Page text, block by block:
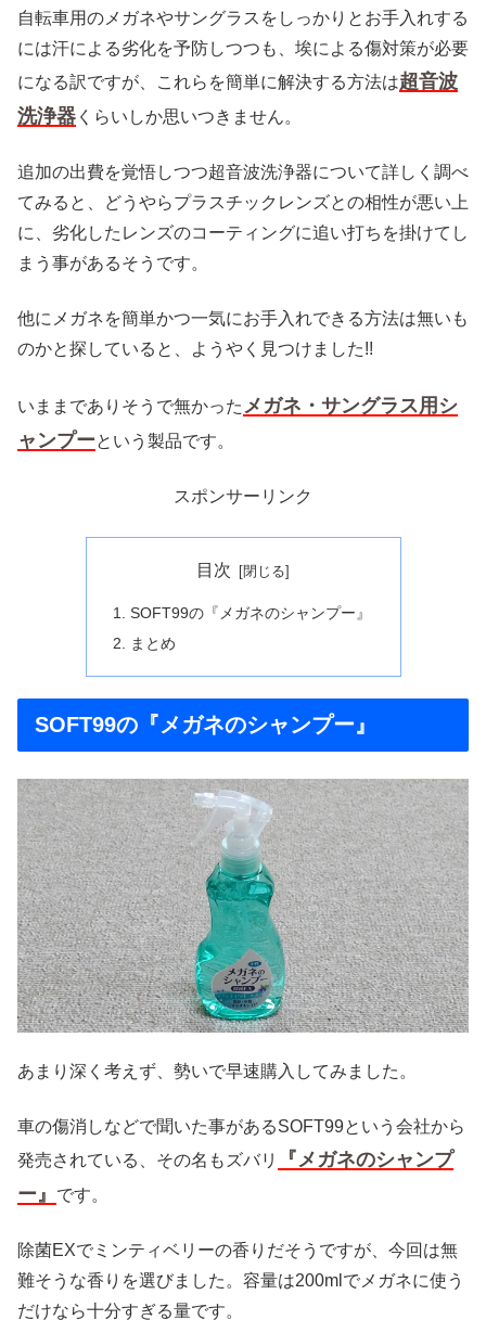
自転車用のメガネやサングラスをしっかりとお手入れする
には汗による劣化を予防しつつも、埃による傷対策が必要
になる訳ですが、これらを簡単に解決する方法は超音波
洗浄器 くらいしか思いつきません。
追加の出費を覚悟しつつ超音波洗浄器について詳しく調べ
てみると、どうやらプラスチックレンズとの相性が悪い上
に、劣化したレンズのコーティングに追い打ちを掛けてし
まう事があるそうです。
他にメガネを簡単かつ一気にお手入れできる方法は無いも
のかと探していると、ようやく見つけました!!
いままでありそうで無かった メガネ・サングラス用シ
ャンプーという製品です。
スポンサーリンク
目次
SOFT99の『メガネのシャンプー』
まとめ
SOFT99の『メガネのシャンプー』
あまり深く考えず、勢いで早速購入してみました。
車の傷消しなどで聞いた事があるSOFT99という会社から
発売されている、その名もズバリ
『メガネのシャンプ
ー』
です。
除菌EXでミンティベリーの香りだそうですが、今回は無
難そうな香りを選びました。 容量は200mlでメガネに使う
だけなら十分すぎる量です。